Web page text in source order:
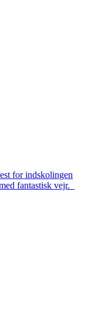
for indskolingen
fantastisk vejr.